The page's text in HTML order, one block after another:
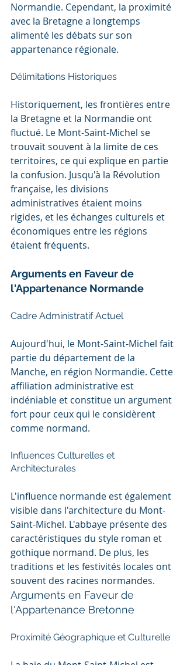
Normandie. Cependant, la proximité
avec la Bretagne a longtemps
alimenté les débats sur son
appartenance régionale.
Délimitations Historiques
Historiquement, les frontières entre
la Bretagne et la Normandie ont
fluctué. Le Mont-Saint-Michel se
trouvait souvent à la limite de ces
territoires, ce qui explique en partie
la confusion. Jusqu'à la Révolution
française, les divisions
administratives étaient moins
rigides, et les échanges culturels et
économiques entre les régions
étaient fréquents.
Arguments en Faveur de
l'Appartenance Normande
Cadre Administratif Actuel
Aujourd'hui, le Mont-Saint-Michel fait
partie du département de la
Manche, en région Normandie. Cette
affiliation administrative est
indéniable et constitue un argument
fort pour ceux qui le considèrent
comme normand.
Influences Culturelles et
Architecturales
L'influence normande est également
visible dans l'architecture du Mont-
Saint-Michel. L'abbaye présente des
caractéristiques du style roman et
gothique normand. De plus, les
traditions et les festivités locales ont
souvent des racines normandes.
Arguments en Faveur de
l'Appartenance Bretonne
Proximité Géographique et Culturelle